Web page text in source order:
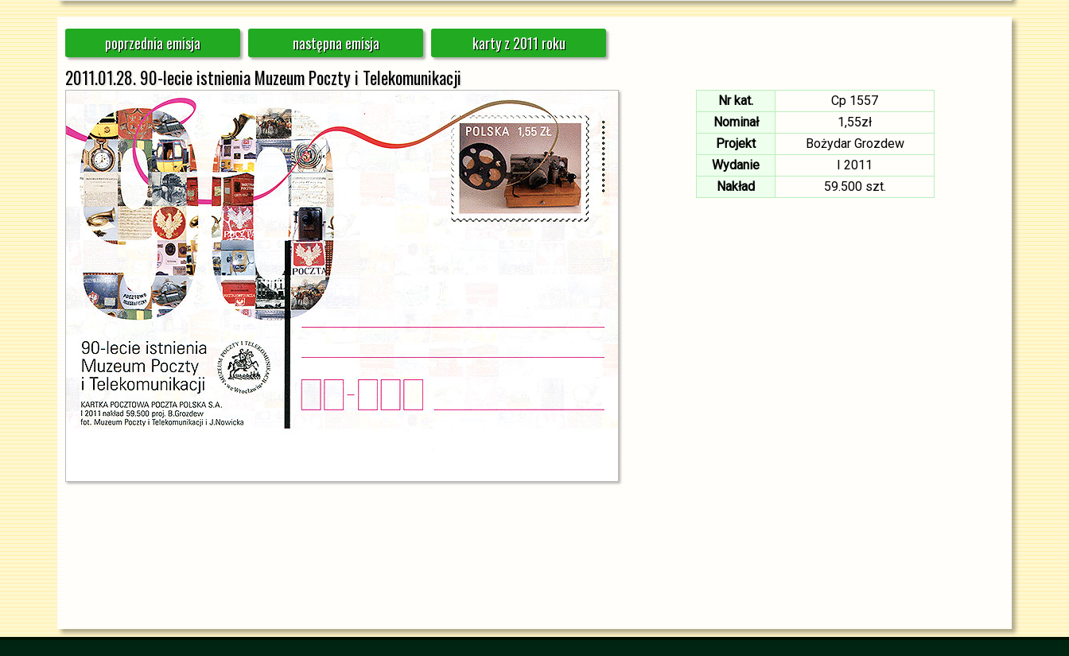
poprzednia emisja następna emisja karty z 2011 roku
2011.01.28. 90-lecie istnienia Muzeum Poczty i Telekomunikacji
Nr kat.
Cp 1557
Nominał
1,55zł
Projekt
Bożydar Grozdew
Wydanie
I 2011
Nakład
59.500 szt.